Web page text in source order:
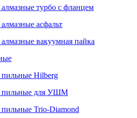
турбо с фланцем
асфальт
вакуумная пайка
Hilberg
пильные для УШМ
Trio-Diamond